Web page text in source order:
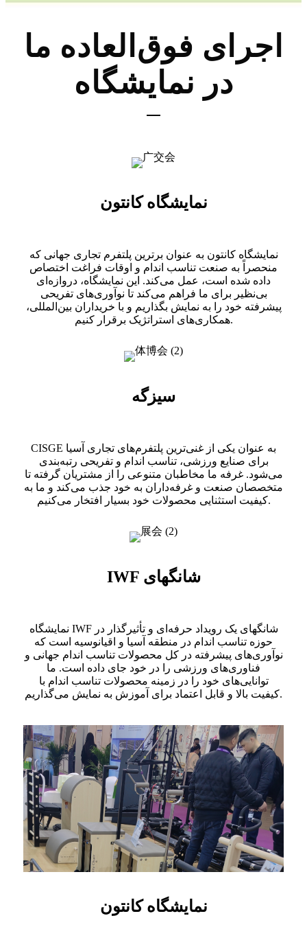
اجرای فوق‌العاده ما
در نمایشگاه
نمایشگاه کانتون
نمایشگاه کانتون به عنوان برترین پلتفرم تجاری جهانی که
منحصراً به صنعت تناسب اندام و اوقات فراغت اختصاص
داده شده است، عمل می‌کند. این نمایشگاه، دروازه‌ای
بی‌نظیر برای ما فراهم می‌کند تا نوآوری‌های تفریحی
پیشرفته خود را به نمایش بگذاریم و با خریداران بین‌المللی،
همکاری‌های استراتژیک برقرار کنیم.
سیزگه
CISGE به عنوان یکی از غنی‌ترین پلتفرم‌های تجاری آسیا
برای صنایع ورزشی، تناسب اندام و تفریحی رتبه‌بندی
می‌شود. غرفه ما مخاطبان متنوعی را از مشتریان گرفته تا
متخصصان صنعت و غرفه‌داران به خود جذب می‌کند و ما به
کیفیت استثنایی محصولات خود بسیار افتخار می‌کنیم.
IWF شانگهای
نمایشگاه IWF شانگهای یک رویداد حرفه‌ای و تأثیرگذار در
حوزه تناسب اندام در منطقه آسیا و اقیانوسیه است که
نوآوری‌های پیشرفته در کل محصولات تناسب اندام جهانی و
فناوری‌های ورزشی را در خود جای داده است. ما
توانایی‌های خود را در زمینه محصولات تناسب اندام با
کیفیت بالا و قابل اعتماد برای آموزش به نمایش می‌گذاریم.
نمایشگاه کانتون